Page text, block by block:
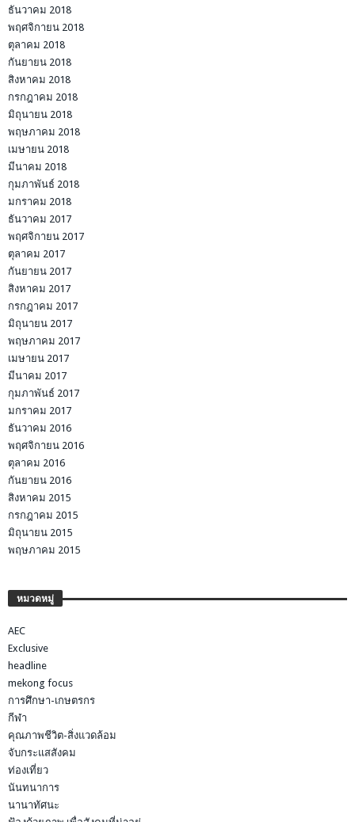
ธันวาคม 2018
พฤศจิกายน 2018
ตุลาคม 2018
กันยายน 2018
สิงหาคม 2018
กรกฎาคม 2018
มิถุนายน 2018
พฤษภาคม 2018
เมษายน 2018
มีนาคม 2018
กุมภาพันธ์ 2018
มกราคม 2018
ธันวาคม 2017
พฤศจิกายน 2017
ตุลาคม 2017
กันยายน 2017
สิงหาคม 2017
กรกฎาคม 2017
มิถุนายน 2017
พฤษภาคม 2017
เมษายน 2017
มีนาคม 2017
กุมภาพันธ์ 2017
มกราคม 2017
ธันวาคม 2016
พฤศจิกายน 2016
ตุลาคม 2016
กันยายน 2016
สิงหาคม 2015
กรกฎาคม 2015
มิถุนายน 2015
พฤษภาคม 2015
หมวดหมู่
AEC
Exclusive
headline
mekong focus
การศึกษา-เกษตรกร
กีฬา
คุณภาพชีวิต-สิ่งแวดล้อม
จับกระแสสังคม
ท่องเที่ยว
นันทนาการ
นานาทัศนะ